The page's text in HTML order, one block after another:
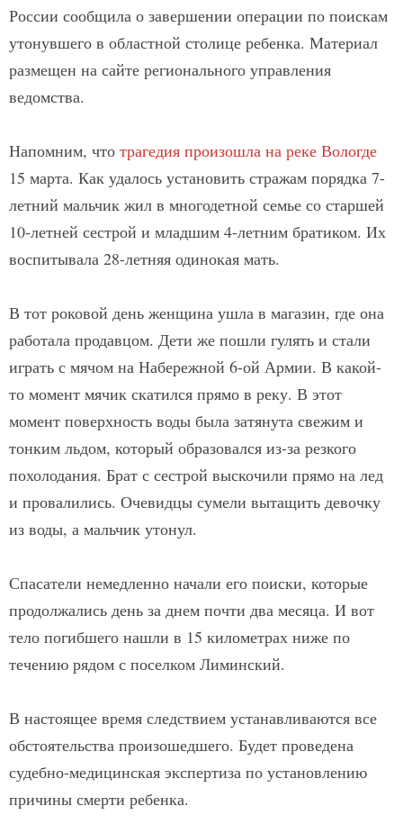
России сообщила о завершении операции по поискам
утонувшего в областной столице ребенка. Материал
размещен на сайте регионального управления
ведомства.
Напомним, что трагедия произошла на реке Вологде
15 марта. Как удалось установить стражам порядка 7-
летний мальчик жил в многодетной семье со старшей
10-летней сестрой и младшим 4-летним братиком. Их
воспитывала 28-летняя одинокая мать.
В тот роковой день женщина ушла в магазин, где она
работала продавцом. Дети же пошли гулять и стали
играть с мячом на Набережной 6-ой Армии. В какой-
то момент мячик скатился прямо в реку. В этот
момент поверхность воды была затянута свежим и
тонким льдом, который образовался из-за резкого
похолодания. Брат с сестрой выскочили прямо на лед
и провалились. Очевидцы сумели вытащить девочку
из воды, а мальчик утонул.
Спасатели немедленно начали его поиски, которые
продолжались день за днем почти два месяца. И вот
тело погибшего нашли в 15 километрах ниже по
течению рядом с поселком Лиминский.
В настоящее время следствием устанавливаются все
обстоятельства произошедшего. Будет проведена
судебно-медицинская экспертиза по установлению
причины смерти ребенка.